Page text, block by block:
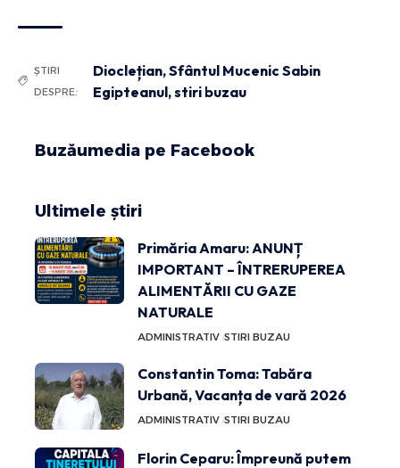
ȘTIRI
DESPRE:
Dioclețian,Sfântul Mucenic Sabin
Egipteanul,stiri buzau
Buzăumedia pe Facebook
Ultimele știri
Primăria Amaru: ANUNȚ
IMPORTANT – ÎNTRERUPEREA
ALIMENTĂRII CU GAZE
NATURALE
ADMINISTRATIV STIRI BUZAU
Constantin Toma: Tabăra
Urbană, Vacanța de vară 2026
ADMINISTRATIV STIRI BUZAU
Florin Ceparu: Împreună putem